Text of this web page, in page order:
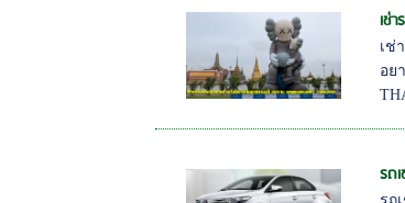
เช่
เช่
อย
รถ